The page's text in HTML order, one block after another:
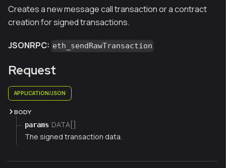
Creates a new message call transaction or a contract
creation for signed transactions.
JSONRPC: eth_sendRawTransaction
Request
APPLICATION/JSON
BODY
params DATA[]
The signed transaction data.